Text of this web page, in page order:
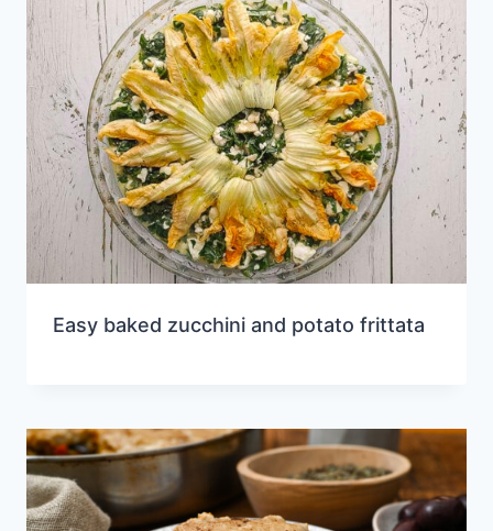
Easy baked zucchini and potato frittata